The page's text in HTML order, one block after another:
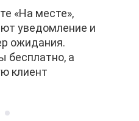
времени
отменить заказ.
не спишутся.
«На месте»,
уведомление и
ожидания.
бесплатно, а
клиент
времени
отменить заказ.
не спишутся.
«На месте»,
уведомление и
ожидания.
бесплатно, а
клиент